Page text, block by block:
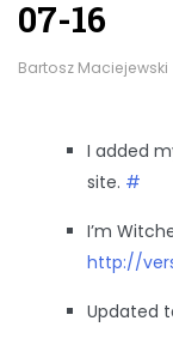
07-16
Bartosz Maciejewski
I added
site. #
I’m
http://
Updated